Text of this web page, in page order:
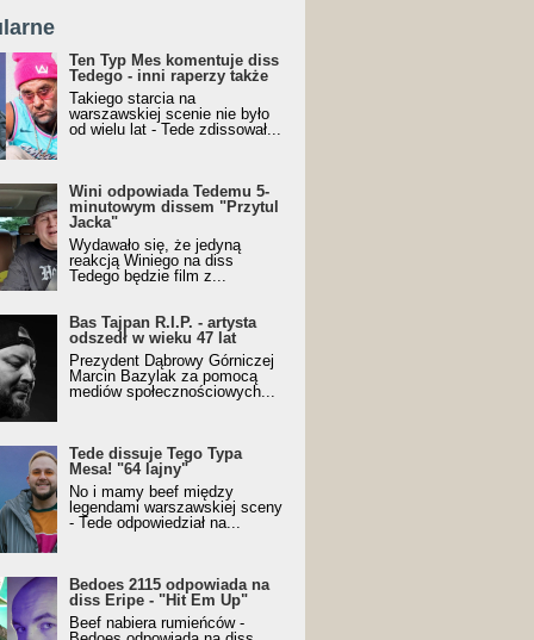
Ten Typ Mes komentuje diss
Tedego - inni raperzy także
Takiego starcia na
warszawskiej scenie nie było
od wielu lat - Tede zdissował...
Wini odpowiada Tedemu 5-
minutowym dissem "Przytul
Jacka"
Wydawało się, że jedyną
reakcją Winiego na diss
Tedego będzie film z...
Bas Tajpan R.I.P. - artysta
odszedł w wieku 47 lat
Prezydent Dąbrowy Górniczej
Marcin Bazylak za pomocą
mediów społecznościowych...
Tede dissuje Tego Typa
Mesa! "64 lajny"
No i mamy beef między
legendami warszawskiej sceny
- Tede odpowiedział na...
Bedoes 2115 odpowiada na
diss Eripe - "Hit Em Up"
Beef nabiera rumieńców -